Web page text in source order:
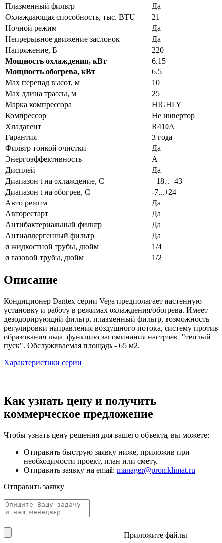
Плазменный фильтр
Да
Охлаждающая способность, тыс. BTU
21
Ночной режим
Да
Непрерывное движение заслонок
Да
Напряжение, В
220
Мощность охлаждения, кВт
6.15
Мощность обогрева, кВт
6.5
Max перепад высот, м
10
Max длина трассы, м
25
Марка компрессора
HIGHLY
Компрессор
Не инвертор
Хладагент
R410A
Гарантия
3 года
Фильтр тонкой очистки
Да
Энергоэффективность
A
Дисплей
Да
Диапазон t на охлаждение, С
+18...+43
Диапазон t на обогрев, С
-7...+24
Авто режим
Да
Авторестарт
Да
Антибактериальный фильтр
Да
Антиаллергенный фильтр
Да
ø жидкостной трубы, дюйм
1/4
ø газовой трубы, дюйм
1/2
Описание
Кондиционер Dantex серии Vega предполагает настенную
установку и работу в режимах охлаждения/обогрева. Имеет
дезодорирующий фильтр, плазменный фильтр, возможность
регулировки направления воздушного потока, систему против
образования льда, функцию запоминания настроек, "теплый
пуск". Обслуживаемая площадь - 65 м2.
Характеристики серии
Как узнать цену и получить
коммерческое предложение
Чтобы узнать цену решения для вашего объекта, вы можете:
Отправить быструю заявку ниже, приложив при
необходимости проект, план или смету.
Отправить заявку на email: manager@promklimat.ru
Отправить заявку
Приложите файлы